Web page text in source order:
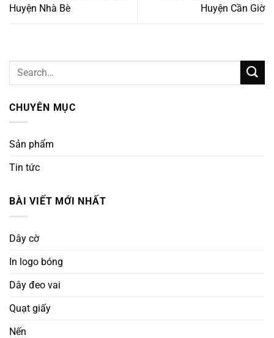
Huyện Nhà Bè
Huyện Cần Giờ
CHUYÊN MỤC
Sản phẩm
Tin tức
BÀI VIẾT MỚI NHẤT
Dây cờ
In logo bóng
Dây đeo vai
Quạt giấy
Nến